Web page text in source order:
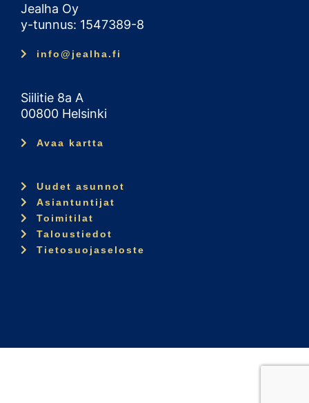
Jealha Oy
y-tunnus: 1547389-8
info@jealha.fi
Siilitie 8a A
00800 Helsinki
Avaa kartta
Uudet asunnot
Asiantuntijat
Toimitilat
Taloustiedot
Tietosuojaseloste